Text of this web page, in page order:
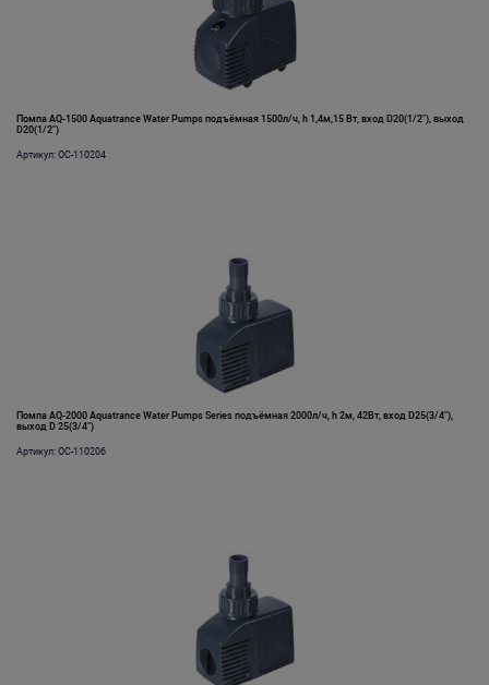
Помпа AQ-1500 Aquatrance Water Pumps подъёмная 1500л/ч, h 1,4м,15 Вт, вход D20(1/2"), выход
D20(1/2")
Артикул: OC-110204
Помпа AQ-2000 Aquatrance Water Pumps Series подъёмная 2000л/ч, h 2м, 42Вт, вход D25(3/4"),
выход D 25(3/4")
Артикул: OC-110206